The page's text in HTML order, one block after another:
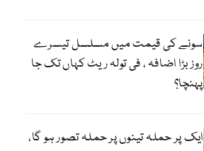
سونے کی قیمت میں مسلسل تیسرے
روز بڑا اضافہ ، فی تولہ ریٹ کہاں تک جا
پہنچا؟
ایک پر حملہ تینوں پر حملہ تصور ہو گا،